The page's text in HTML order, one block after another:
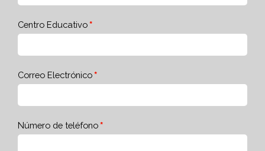
Centro Educativo
Correo Electrónico
Número de teléfono